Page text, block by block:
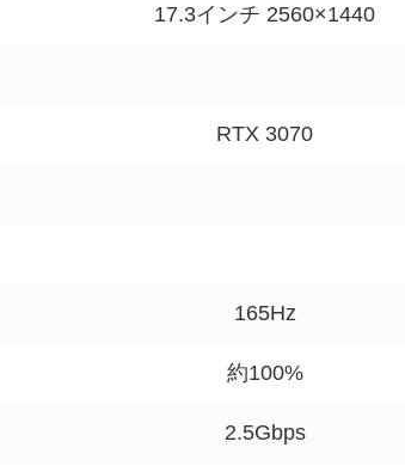
17.3インチ 2560×1440
RTX 3070
165Hz
約100%
2.5Gbps